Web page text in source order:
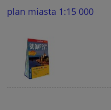
plan miasta 1:15 000